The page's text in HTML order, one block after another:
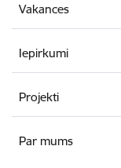
Vakances
Iepirkumi
Projekti
Par mums